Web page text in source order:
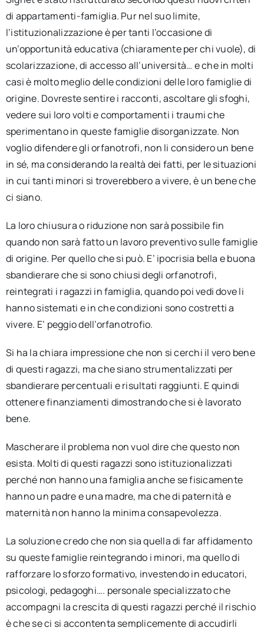
di appartamenti-famiglia. Pur nel suo limite,
l’istituzionalizzazione è per tanti l’occasione di
un’opportunità educativa (chiaramente per chi vuole), di
scolarizzazione, di accesso all’università… e che in molti
casi è molto meglio delle condizioni delle loro famiglie di
origine. Dovreste sentire i racconti, ascoltare gli sfoghi,
vedere sui loro volti e comportamenti i traumi che
sperimentano in queste famiglie disorganizzate. Non
voglio difendere gli orfanotrofi, non li considero un bene
in sé, ma considerando la realtà dei fatti, per le situazioni
in cui tanti minori si troverebbero a vivere, è un bene che
ci siano.
La loro chiusura o riduzione non sarà possibile fin
quando non sarà fatto un lavoro preventivo sulle famiglie
di origine. Per quello che si può. E’ ipocrisia bella e buona
sbandierare che si sono chiusi degli orfanotrofi,
reintegrati i ragazzi in famiglia, quando poi vedi dove li
hanno sistemati e in che condizioni sono costretti a
vivere. E’ peggio dell’orfanotrofio.
Si ha la chiara impressione che non si cerchi il vero bene
di questi ragazzi, ma che siano strumentalizzati per
sbandierare percentuali e risultati raggiunti. E quindi
ottenere finanziamenti dimostrando che si è lavorato
bene.
Mascherare il problema non vuol dire che questo non
esista. Molti di questi ragazzi sono istituzionalizzati
perché non hanno una famiglia anche se fisicamente
hanno un padre e una madre, ma che di paternità e
maternità non hanno la minima consapevolezza.
La soluzione credo che non sia quella di far affidamento
su queste famiglie reintegrando i minori, ma quello di
rafforzare lo sforzo formativo, investendo in educatori,
psicologi, pedagoghi…. personale specializzato che
accompagni la crescita di questi ragazzi perché il rischio
è che se ci si accontenta semplicemente di accudirli